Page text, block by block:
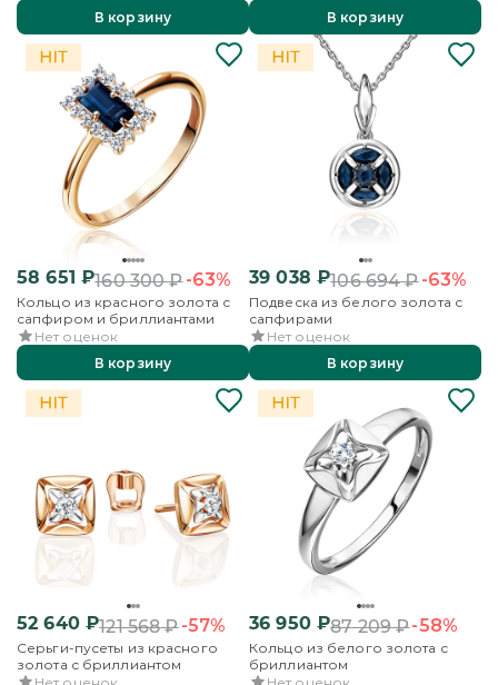
В корзину
В корзину
58 651 ₽160 300₽-63%
Кольцо из красного золота с
сапфиром и бриллиантами
Нет оценок
В корзину
39 038 ₽106 694₽-63%
Подвеска из белого золота с
сапфирами
Нет оценок
В корзину
52 640₽121 568₽-57%
Серьги-пусеты из красного
золота с бриллиантом
Нет оценок
36 950₽87 209₽-58%
Кольцо из белого золота с
бриллиантом
Нет оценок